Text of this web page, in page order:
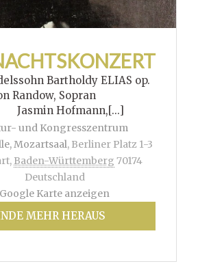
Bartholdy ELIAS op.
von Randow, Sopran
Hofmann,[...]
und Kongresszentrum
Mozartsaal, Berliner Platz 1-3
, Baden-Württemberg 70174
Deutschland
Google Karte anzeigen
MEHR HERAUS